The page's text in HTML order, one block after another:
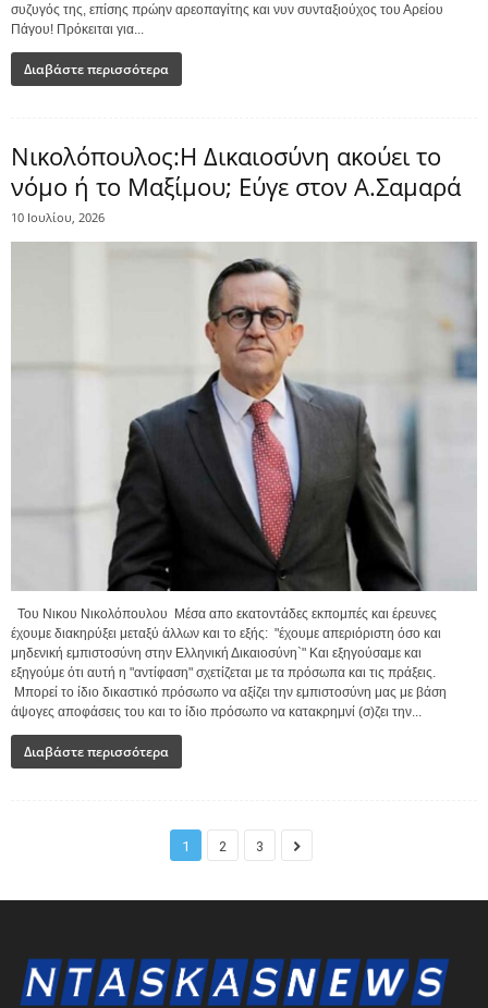
συζυγός της, επίσης πρώην αρεοπαγίτης και νυν συνταξιούχος του Αρείου
Πάγου! Πρόκειται για...
Διαβάστε περισσότερα
Nικολόπουλος:Η Δικαιοσύνη ακούει το
νόμο ή το Μαξίμου; Eύγε στον Α.Σαμαρά
10 Ιουλίου, 2026
Του Νικου Νικολόπουλου Μέσα απο εκατοντάδες εκπομπές και έρευνες
έχουμε διακηρύξει μεταξύ άλλων και το εξής: "έχουμε απεριόριστη όσο και
μηδενική εμπιστοσύνη στην Ελληνική Δικαιοσύνη`" Και εξηγούσαμε και
εξηγούμε ότι αυτή η "αντίφαση" σχετίζεται με τα πρόσωπα και τις πράξεις.
Μπορεί το ίδιο δικαστικό πρόσωπο να αξίζει την εμπιστοσύνη μας με βάση
άψογες αποφάσεις του και το ίδιο πρόσωπο να κατακρημνί (σ)ζει την...
Διαβάστε περισσότερα
1 2 3